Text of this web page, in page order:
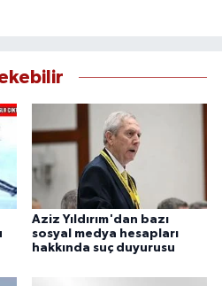
Aziz Yıldırım'dan bazı
sosyal medya hesapları
hakkında suç duyurusu